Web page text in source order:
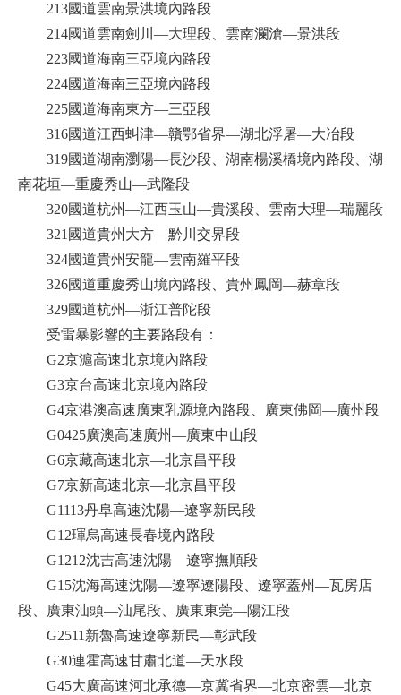
213國道雲南景洪境內路段
214國道雲南劍川—大理段、雲南瀾滄—景洪段
223國道海南三亞境內路段
224國道海南三亞境內路段
225國道海南東方—三亞段
316國道江西虯津—贛鄂省界—湖北浮屠—大冶段
319國道湖南瀏陽—長沙段、湖南楊溪橋境內路段、湖
南花垣—重慶秀山—武隆段
320國道杭州—江西玉山—貴溪段、雲南大理—瑞麗段
321國道貴州大方—黔川交界段
324國道貴州安龍—雲南羅平段
326國道重慶秀山境內路段、貴州鳳岡—赫章段
329國道杭州—浙江普陀段
受雷暴影響的主要路段有：
G2京滬高速北京境內路段
G3京台高速北京境內路段
G4京港澳高速廣東乳源境內路段、廣東佛岡—廣州段
G0425廣澳高速廣州—廣東中山段
G6京藏高速北京—北京昌平段
G7京新高速北京—北京昌平段
G1113丹阜高速沈陽—遼寧新民段
G12琿烏高速長春境內路段
G1212沈吉高速沈陽—遼寧撫順段
G15沈海高速沈陽—遼寧遼陽段、遼寧蓋州—瓦房店
段、廣東汕頭—汕尾段、廣東東莞—陽江段
G2511新魯高速遼寧新民—彰武段
G30連霍高速甘肅北道—天水段
G45大廣高速河北承德—京冀省界—北京密雲—北京